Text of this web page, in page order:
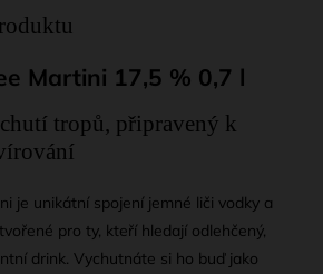
Martini 17,5 % 0,7 l
tropů, připravený k
je unikátní spojení jemné liči vodky a
pro ty, kteří hledají odlehčený,
drink. Vychutnáte si ho buď jako